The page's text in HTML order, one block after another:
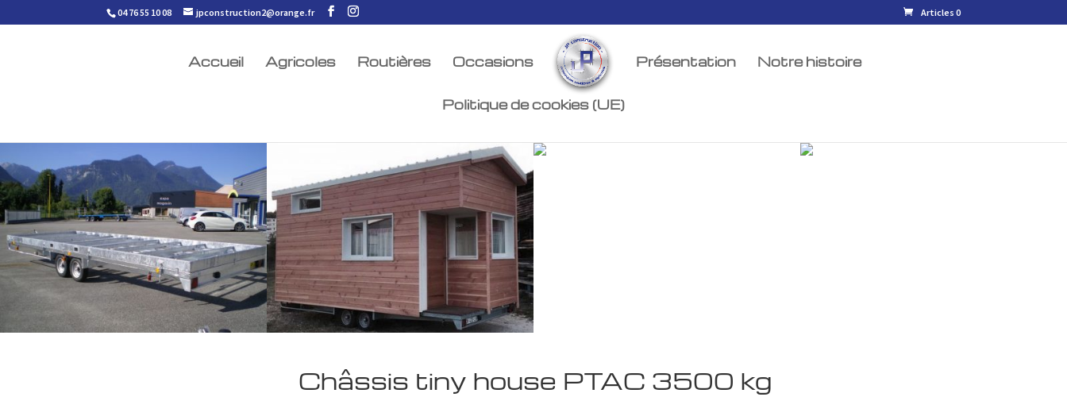
04 76 55 10 08 jpconstruction2@orange.fr Articles 0
Accueil Agricoles Routières Occasions Présentation Notre histoire
Politique de cookies (UE)
Châssis tiny house PTAC 3500 kg